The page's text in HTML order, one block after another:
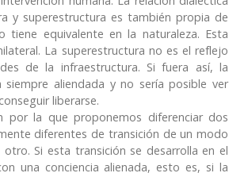
y superestructura es también propia de
tiene equivalente en la naturaleza. Esta
La superestructura no es el reflejo
de la infraestructura. Si fuera así, la
siempre aliendada y no sería posible ver
liberarse.
por la que proponemos diferenciar dos
diferentes de transición de un modo
Si esta transición se desarrolla en el
una conciencia alienada, esto es, si la